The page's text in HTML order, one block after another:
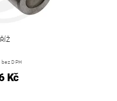
bez DPH
Kč